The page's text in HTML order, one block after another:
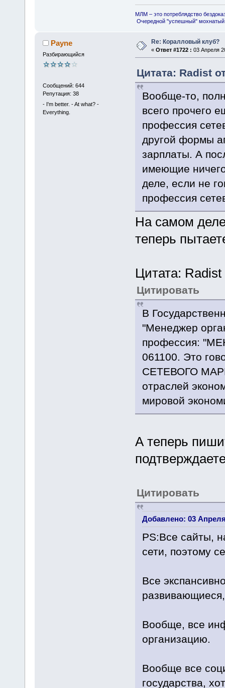
МЛМ – это потреблядство
Очередной "успешный"
Payne
Разбирающийся
Сообщений: 644
Репутация: 38
- I'm better. - At what? -
Everything.
Re: Коралловый клуб?
« Ответ #1722 : 03 Апреля
Цитата: Radist
Вообще-то,
всего прочего
профессия
другой формы
зарплаты. А
имеющие
деле, если не
профессия
На самом
теперь
Цитата:
Цитировать
В
"Менеджер
профессия:
061100. Это
СЕТЕВОГО
отраслей
мировой
А теперь
Цитировать
Добавлено: 03
PS:Все сайты,
сети, поэтому
Все
Вообще, все
организацию.
Вообще все
государства,